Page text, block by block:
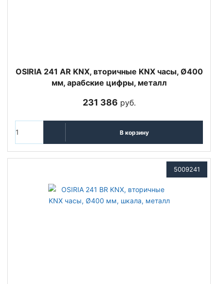
OSIRIA 241 AR KNX, вторичные KNX часы, Ø400
мм, арабские цифры, металл
231 386 руб.
В корзину
5009241